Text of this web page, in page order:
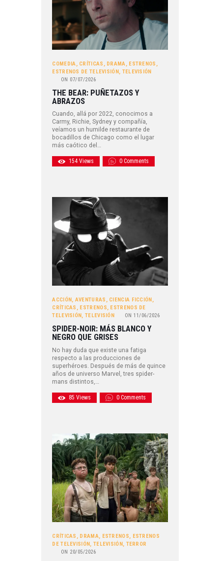
COMEDIA, CRÍTICAS , DRAMA, ESTRENOS ,
ESTRENOS DE TELEVISIÓN, TELEVISIÓN
ON 07/07/2026
THE BEAR: PUÑETAZOS Y
ABRAZOS
Cuando, allá por 2022, conocimos a
Carmy, Richie, Sydney y compañía,
veíamos un humilde restaurante de
bocadillos de Chicago como el lugar
más caótico del…
154 Views 0 Comments
ACCIÓN , AVENTURAS , CIENCIA FICCIÓN ,
CRÍTICAS , ESTRENOS, ESTRENOS DE
TELEVISIÓN , TELEVISIÓN ON 11/06/2026
SPIDER-NOIR: MÁS BLANCO Y
NEGRO QUE GRISES
No hay duda que existe una fatiga
respecto a las producciones de
superhéroes. Después de más de quince
años de universo Marvel, tres spider-
mans distintos,…
85 Views 0 Comments
CRÍTICAS , DRAMA, ESTRENOS, ESTRENOS
DE TELEVISIÓN, TELEVISIÓN, TERROR
ON 20/05/2026